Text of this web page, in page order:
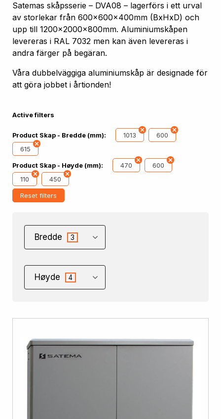
Satemas skåpsserie – DVA08 – lagerförs i ett urval
av storlekar från 600x600x400mm (BxHxD) och
upp till 1200x2000x800mm. Aluminiumskåpen
levereras i RAL 7032 men kan även levereras i
andra färger på begäran.
Våra dubbelväggiga aluminiumskåp är designade för
att göra jobbet i årtionden!
Active filters
Product Skap - Bredde (mm): 1013
600
615
Product Skap - Høyde (mm): 470
600
110
450
Reset filters
Bredde 3
Høyde 4